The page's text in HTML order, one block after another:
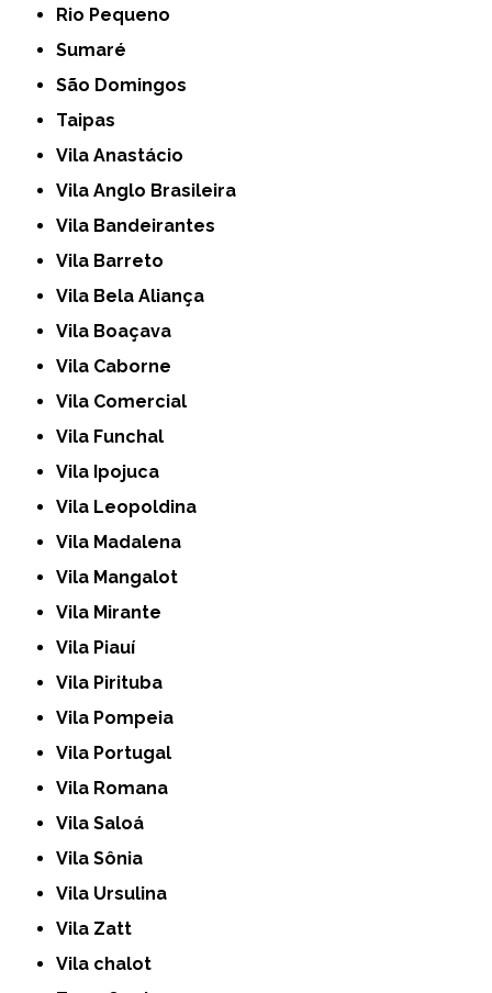
Rio Pequeno
Sumaré
São Domingos
Taipas
Vila Anastácio
Vila Anglo Brasileira
Vila Bandeirantes
Vila Barreto
Vila Bela Aliança
Vila Boaçava
Vila Caborne
Vila Comercial
Vila Funchal
Vila Ipojuca
Vila Leopoldina
Vila Madalena
Vila Mangalot
Vila Mirante
Vila Piauí
Vila Pirituba
Vila Pompeia
Vila Portugal
Vila Romana
Vila Saloá
Vila Sônia
Vila Ursulina
Vila Zatt
Vila chalot